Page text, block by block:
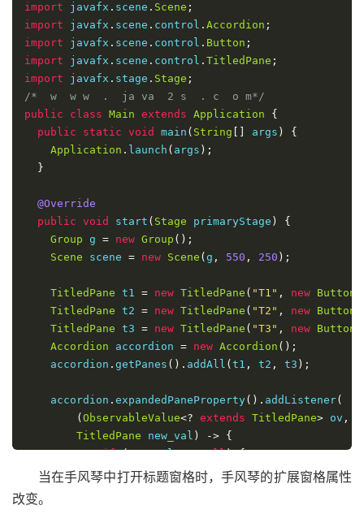
import javafx . scene . Scene ;
import javafx . scene . control . Accordion ;
import javafx . scene . control . Button ;
import javafx . scene . control . TitledPane ;
import javafx . stage . Stage ;
/*  w  w w  .  ja va  2 s  . c  o m*/
public
class Main extends Application
{
public
static void main ( String args )
{
Application . launch ( args );
}
@Override
public void start ( Stage primaryStage )
{
Group g = new Group ();
Scene scene = new Scene ( g , 550 , 250 );
TitledPane t1 = new TitledPane ( "T1" , new Button
TitledPane t2 = new TitledPane ( "T2" , new Button
TitledPane t3 = new TitledPane ( "T3" , new Button
Accordion accordion = new Accordion ();
    accordion
. getPanes (). addAll ( t1 , t2 , t3 );
    accordion
. expandedPaneProperty(). addListener(
( ObservableValue<? extends TitledPane> ov ,
TitledPane new_val ) -> {
if (new_val != null) {
System.out .println (accordion.
当在手风琴中打开标题窗格时，手风琴的扩展窗格属性
改变。